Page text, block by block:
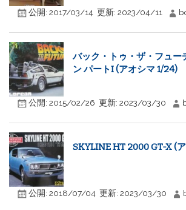
公開: 2017/03/14 更新: 2023/04/11
バック・トゥ・ザ・フュー
ン パートI (アオシマ 1/24)
公開: 2015/02/26 更新: 2023/03/30
SKYLINE HT 2000 GT-X (
公開: 2018/07/04 更新: 2023/03/30